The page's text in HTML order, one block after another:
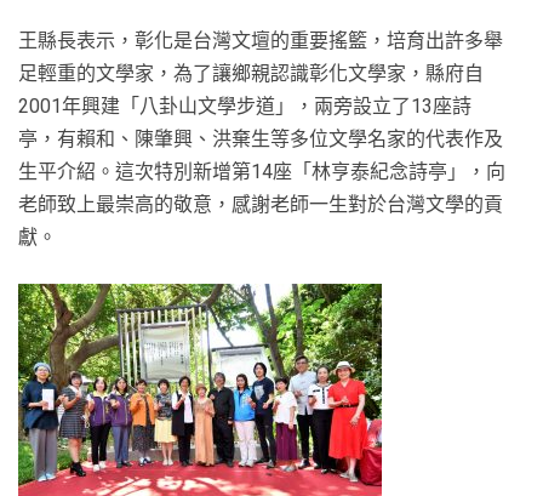
王縣長表示，彰化是台灣文壇的重要搖籃，培育出許多舉
足輕重的文學家，為了讓鄉親認識彰化文學家，縣府自
2001年興建「八卦山文學步道」，兩旁設立了13座詩
亭，有賴和、陳肇興、洪棄生等多位文學名家的代表作及
生平介紹。這次特別新增第14座「林亨泰紀念詩亭」，向
老師致上最崇高的敬意，感謝老師一生對於台灣文學的貢
獻。